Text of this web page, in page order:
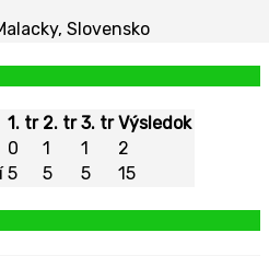
Slovensko
1. tr 2. tr 3. tr Výsledok
0 1 1
2
5 5 5 15